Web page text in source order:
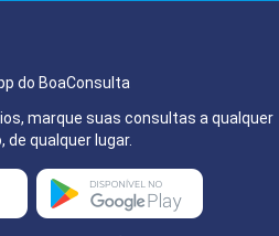
do BoaConsulta
marque suas consultas a qualquer
de qualquer lugar.